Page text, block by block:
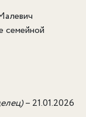
семейной
– 21.01.2026